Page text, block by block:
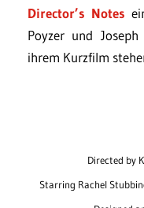
Director’s Notes
Poyzer und
ihrem Kurzfilm
Directed by
Starring Rachel